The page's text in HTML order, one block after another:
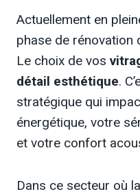
Actuellement en
phase de rénovation
Le choix de vos
détail esthétique.
stratégique qui
énergétique, votre
et votre confort
Dans ce secteur où